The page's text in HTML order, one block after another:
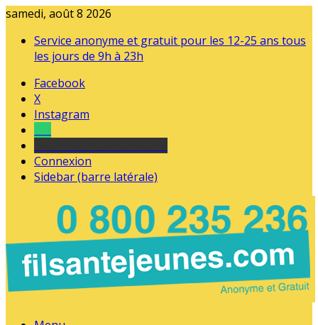
samedi, août 8 2026
Service anonyme et gratuit pour les 12-25 ans tous
les jours de 9h à 23h
Facebook
X
Instagram
Connexion
Sidebar (barre latérale)